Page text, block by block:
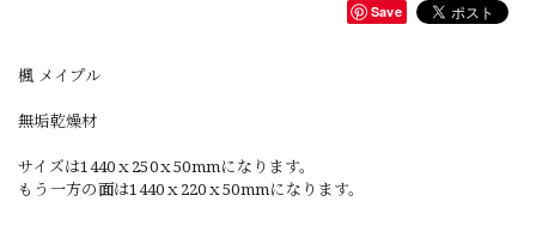
Save
楓 メイプル
無垢乾燥材
サイズは1440ｘ250ｘ50mmになります。
もう一方の面は1440ｘ220ｘ50mmになります。